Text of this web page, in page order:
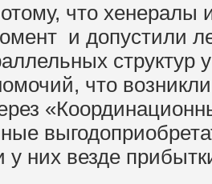
что хенералы
и допустили
структур
что
у них везде